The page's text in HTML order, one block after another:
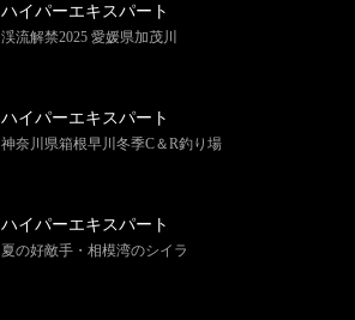
ハイパーエキスパート
渓流解禁2025 愛媛県加茂川
ハイパーエキスパート
神奈川県箱根早川冬季C＆R釣り場
ハイパーエキスパート
夏の好敵手・相模湾のシイラ